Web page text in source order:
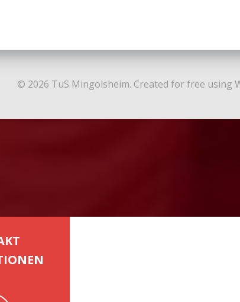
© 2026 TuS Mingolsheim. Created for free using